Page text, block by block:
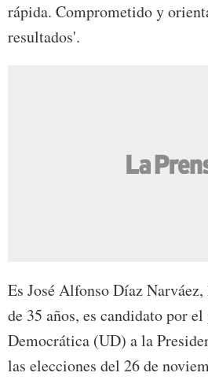
rápida. Comprometido y
resultados'.
Es José Alfonso Díaz
de 35 años, es candidato por
Democrática (UD) a la
las elecciones del 26 de